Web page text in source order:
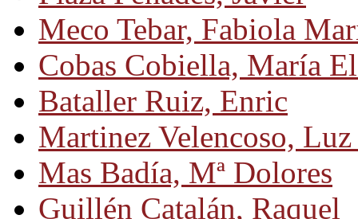
Meco Tebar, Fabiola
Cobas Cobiella, María
Bataller Ruiz, Enric
Martinez Velencoso,
Mas Badía, Mª Dolores
Guillén Catalán, Raquel